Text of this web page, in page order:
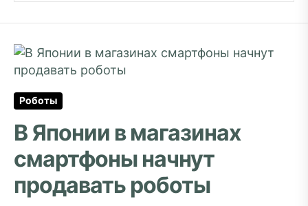
Роботы
В Японии в магазинах
смартфоны начнут
продавать роботы